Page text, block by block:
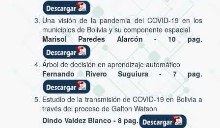
Una visión de la pandemia del COVID-19 en los
municipios de Bolivia y su componente espacial
Marisol Paredes Alarcón - 10 pag.
Árbol de decisión en aprendizaje automático
Fernando Rivero Suguiura - 7 pag.
Estudio de la transmisión de COVID-19 en Bolivia a
través del proceso de Galton Watson
Dindo Valdez Blanco - 8 pag.